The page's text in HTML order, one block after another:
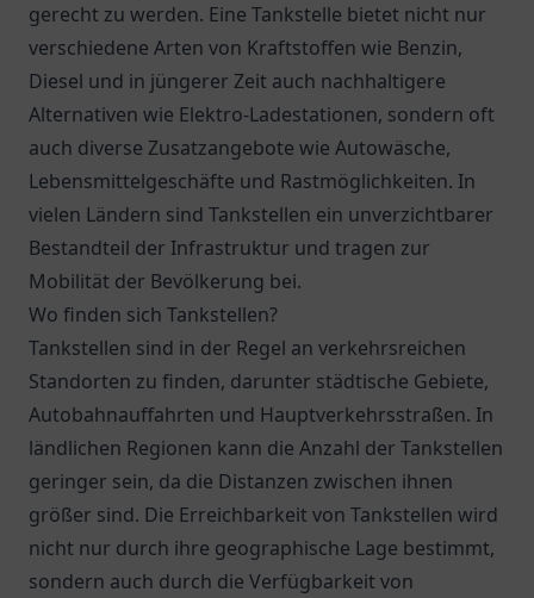
gerecht zu werden. Eine Tankstelle bietet nicht nur
verschiedene Arten von Kraftstoffen wie Benzin,
Diesel und in jüngerer Zeit auch nachhaltigere
Alternativen wie Elektro-Ladestationen, sondern oft
auch diverse Zusatzangebote wie Autowäsche,
Lebensmittelgeschäfte und Rastmöglichkeiten. In
vielen Ländern sind Tankstellen ein unverzichtbarer
Bestandteil der Infrastruktur und tragen zur
Mobilität der Bevölkerung bei.
Wo finden sich Tankstellen?
Tankstellen sind in der Regel an verkehrsreichen
Standorten zu finden, darunter städtische Gebiete,
Autobahnauffahrten und Hauptverkehrsstraßen. In
ländlichen Regionen kann die Anzahl der Tankstellen
geringer sein, da die Distanzen zwischen ihnen
größer sind. Die Erreichbarkeit von Tankstellen wird
nicht nur durch ihre geographische Lage bestimmt,
sondern auch durch die Verfügbarkeit von